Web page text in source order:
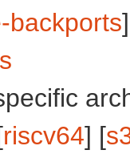
backports
riscv64] [